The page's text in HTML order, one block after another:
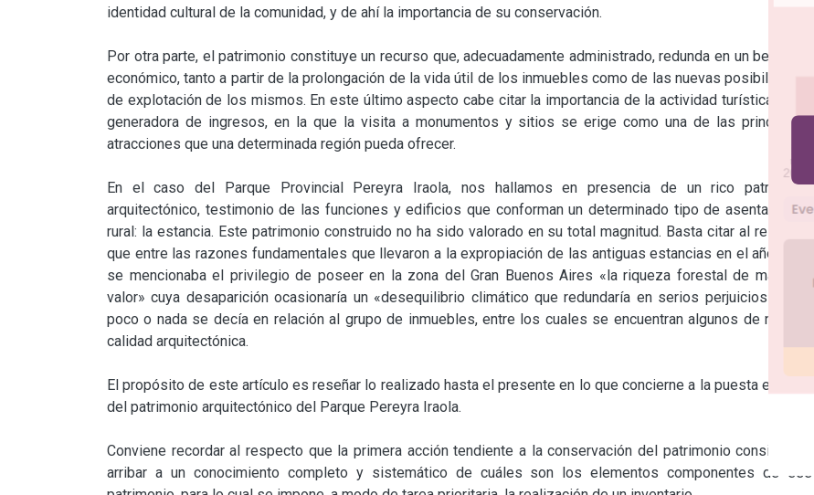
identidad cultural de la comunidad, y de ahí la importancia de su conservación.
Por otra parte, el patrimonio constituye un recurso que, adecuadamente administrado, redunda en un beneficio
económico, tanto a partir de la prolongación de la vida útil de los inmuebles como de las nuevas posibilidades
de explotación de los mismos. En este último aspecto cabe citar la importancia de la actividad turística como
generadora de ingresos, en la que la visita a monumentos y sitios se erige como una de las principales
atracciones que una determinada región pueda ofrecer.
En el caso del Parque Provincial Pereyra Iraola, nos hallamos en presencia de un rico patrimonio
arquitectónico, testimonio de las funciones y edificios que conforman un determinado tipo de asentamiento
rural: la estancia. Este patrimonio construido no ha sido valorado en su total magnitud. Basta citar al respecto
que entre las razones fundamentales que llevaron a la expropiación de las antiguas estancias en el año 1949
se mencionaba el privilegio de poseer en la zona del Gran Buenos Aires «la riqueza forestal de más alto
valor» cuya desaparición ocasionaría un «desequilibrio climático que redundaría en serios perjuicios», pero
poco o nada se decía en relación al grupo de inmuebles, entre los cuales se encuentran algunos de notable
calidad arquitectónica.
El propósito de este artículo es reseñar lo realizado hasta el presente en lo que concierne a la puesta en valor
del patrimonio arquitectónico del Parque Pereyra Iraola.
Conviene recordar al respecto que la primera acción tendiente a la conservación del patrimonio consiste en
arribar a un conocimiento completo y sistemático de cuáles son los elementos componentes de ese